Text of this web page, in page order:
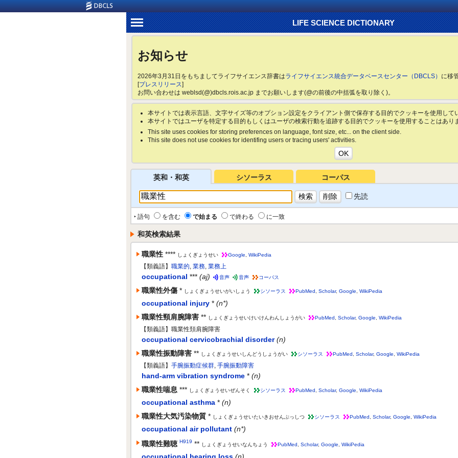
LIFE SCIENCE DICTIONARY
お知らせ
2026年3月31日をもちましてライフサイエンス辞書はライフサイエンス統合データベースセンター（DBCLS） に移
[プレスリリース]
お問い合わせは weblsd(@)dbcls.rois.ac.jp までお願いします(@の前後の中括弧を取り除く)。
本サイトでは表示言語、文字サイズ等のオプション設定をクライアント側で保存する目的でクッキーを使用して
本サイトではユーザを特定する目的もしくはユーザの検索行動を追跡する目的でクッキーを使用することはあり
This site uses cookies for storing preferences on language, font size, etc... on the client side.
This site does not use cookies for identifing users or tracing users' activities.
英和・和英 シソーラス コーパス
先読
‣ 語句 を含む で始まる で終わる
に一致
和英検索結果
職業性 **** しょくぎょうせい Google WikiPedia
【類義語】 職業的, 業務, 業務上
occupational *** (aj) 音声 音声 コーパス
職業性外傷 * しょくぎょうせいがいしょう シソーラス PubMed Scholar, Google WikiPedia
occupational injury * (n*)
職業性頸肩腕障害 ** しょくぎょうせいけいけんわんしょうがい PubMed Scholar, Google WikiPedia
【類義語】職業性頚肩腕障害
occupational cervicobrachial disorder (n)
職業性振動障害 ** しょくぎょうせいしんどうしょうがい シソーラス PubMed Scholar, Google WikiPedia
【類義語】 手腕振動症候群, 手腕振動障害
hand-arm vibration syndrome * (n)
職業性喘息 *** しょくぎょうせいぜんそく シソーラス PubMed Scholar, Google WikiPedia
occupational asthma * (n)
職業性大気汚染物質 * しょくぎょうせいたいきおせんぶっしつ シソーラス PubMed Scholar, Google WikiPedia
occupational air pollutant (n*)
職業性難聴 H919 ** しょくぎょうせいなんちょう PubMed Scholar, Google WikiPedia